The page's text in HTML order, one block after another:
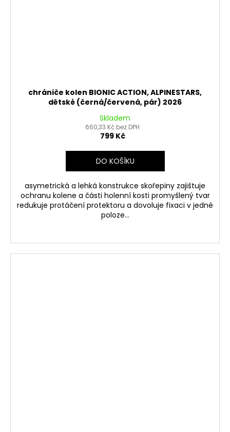
chrániče kolen BIONIC ACTION, ALPINESTARS,
dětské (černá/červená, pár) 2026
Skladem
660,33 Kč bez DPH
799 Kč
DO KOŠÍKU
asymetrická a lehká konstrukce skořepiny zajištuje
ochranu kolene a části holenní kosti promyšlený tvar
redukuje protáčení protektoru a dovoluje fixaci v jedné
poloze...